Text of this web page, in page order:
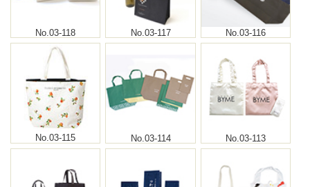
No.03-118 No.03-117 No.03-116
No.03-115 No.03-114 No.03-113